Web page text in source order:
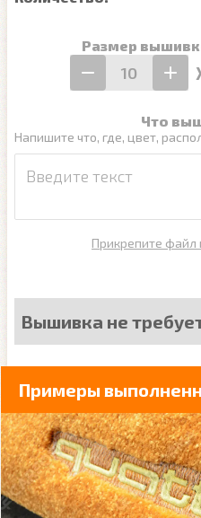
Размер
Что
Напишите что, где, цвет,
Прикрепите файл
Вышивка не
Примеры